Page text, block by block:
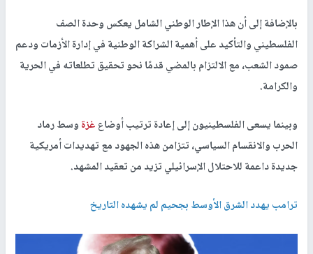
بالإضافة إلى أن هذا الإطار الوطني الشامل يعكس وحدة الصف
الفلسطيني والتأكيد على أهمية الشراكة الوطنية في إدارة الأزمات ودعم
صمود الشعب، مع الالتزام بالمضي قدمًا نحو تحقيق تطلعاته في الحرية
والكرامة.
وبينما يسعى الفلسطينيون إلى إعادة ترتيب أوضاعغزةوسط رماد
الحرب والانقسام السياسي، تتزامن هذه الجهود مع تهديدات أمريكية
جديدة داعمة للاحتلال الإسرائيلي تزيد من تعقيد المشهد.
ترامب يهدد الشرق الأوسط بجحيم لم يشهده التاريخ